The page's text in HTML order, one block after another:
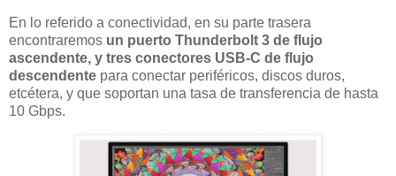
En lo referido a conectividad, en su parte trasera
encontraremos un puerto Thunderbolt 3 de flujo
ascendente, y tres conectores USB-C de flujo
descendente para conectar periféricos, discos duros,
etcétera, y que soportan una tasa de transferencia de hasta
10 Gbps.